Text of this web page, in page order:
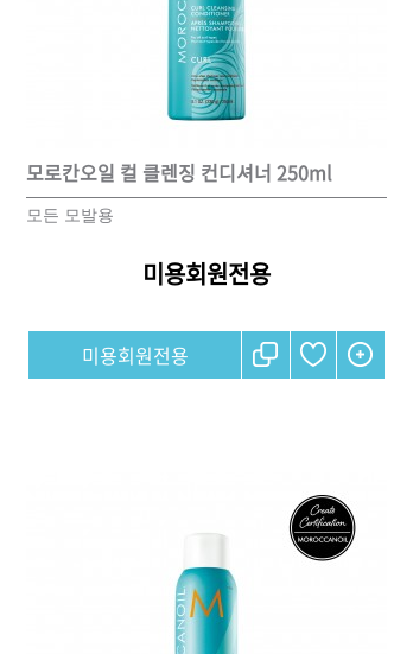
모로칸오일 컬 클렌징 컨디셔너 250ml
모든 모발용
미용회원전용
미용회원전용